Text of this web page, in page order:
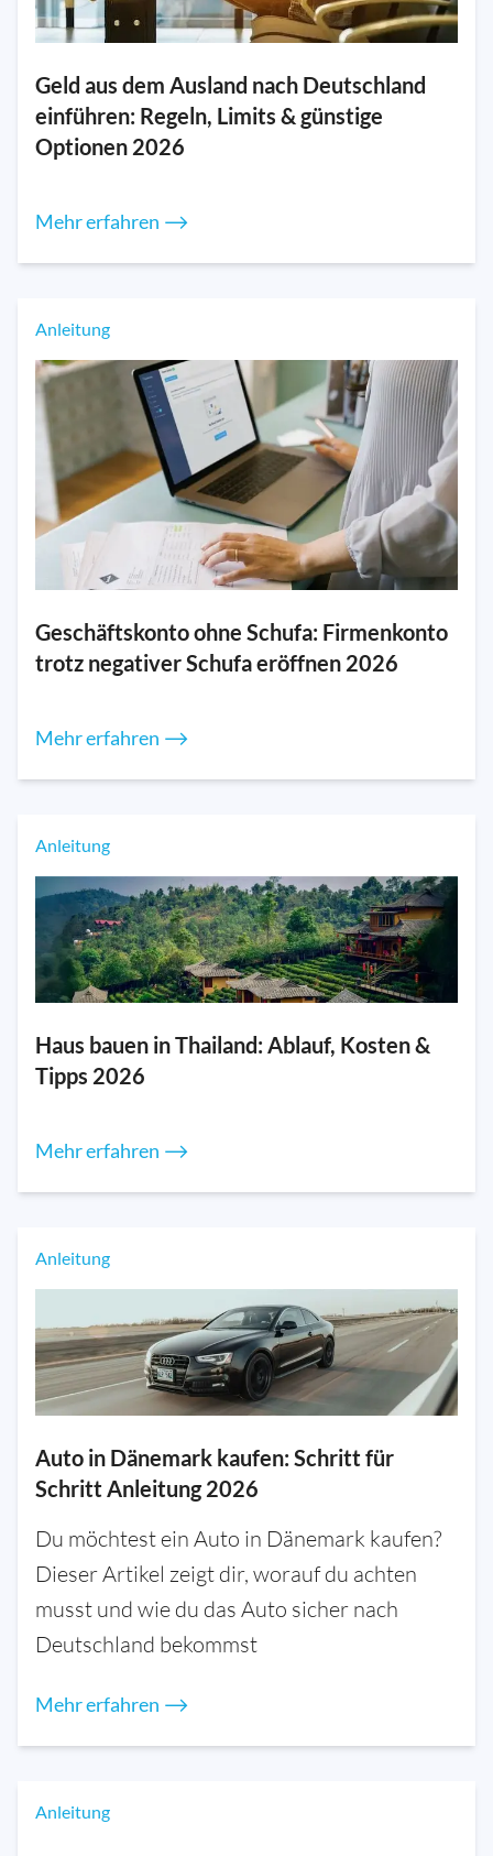
Geld aus dem Ausland nach Deutschland
einführen: Regeln, Limits & günstige
Optionen 2026
Mehr erfahren ⟶
Anleitung
Geschäftskonto ohne Schufa: Firmenkonto
trotz negativer Schufa eröffnen 2026
Mehr erfahren ⟶
Anleitung
Haus bauen in Thailand: Ablauf, Kosten &
Tipps 2026
Mehr erfahren ⟶
Anleitung
Auto in Dänemark kaufen: Schritt für
Schritt Anleitung 2026
Du möchtest ein Auto in Dänemark kaufen?
Dieser Artikel zeigt dir, worauf du achten
musst und wie du das Auto sicher nach
Deutschland bekommst
Mehr erfahren ⟶
Anleitung